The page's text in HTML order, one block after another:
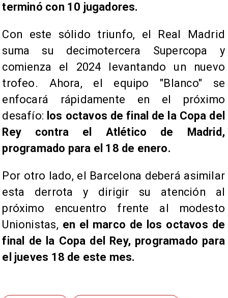
terminó con 10 jugadores.
Con este sólido triunfo, el Real Madrid
suma su decimotercera Supercopa y
comienza el 2024 levantando un nuevo
trofeo. Ahora, el equipo "Blanco" se
enfocará rápidamente en el próximo
desafío: los octavos de final de la Copa del
Rey contra el Atlético de Madrid,
programado para el 18 de enero.
Por otro lado, el Barcelona deberá asimilar
esta derrota y dirigir su atención al
próximo encuentro frente al modesto
Unionistas, en el marco de los octavos de
final de la Copa del Rey, programado para
el jueves 18 de este mes.